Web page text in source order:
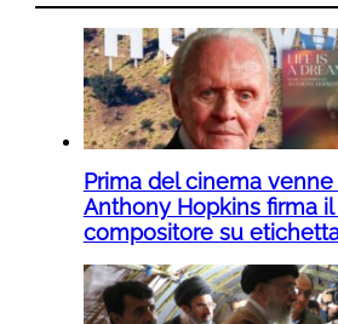
Prima del cinema
Anthony Hopkins firma
compositore su